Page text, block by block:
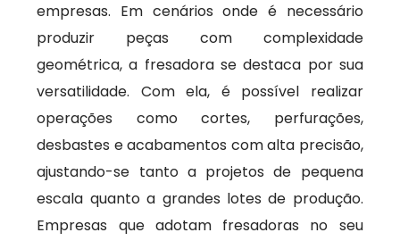
empresas. Em cenários onde é necessário
produzir peças com complexidade
geométrica, a fresadora se destaca por sua
versatilidade. Com ela, é possível realizar
operações como cortes, perfurações,
desbastes e acabamentos com alta precisão,
ajustando-se tanto a projetos de pequena
escala quanto a grandes lotes de produção.
Empresas que adotam fresadoras no seu